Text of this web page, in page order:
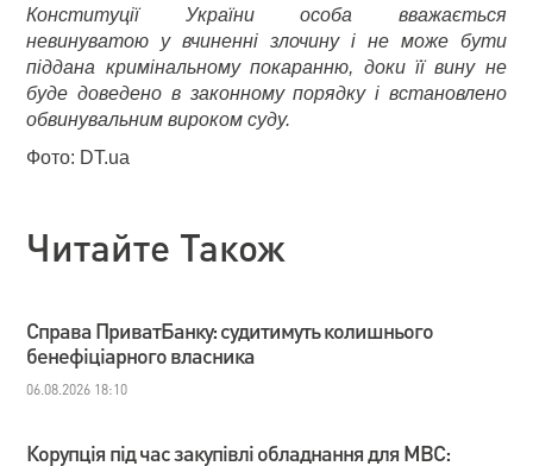
Конституції України особа вважається
невинуватою у вчиненні злочину і не може бути
піддана кримінальному покаранню, доки її вину не
буде доведено в законному порядку і встановлено
обвинувальним вироком суду.
Фото: DT.ua
Читайте Також
Справа ПриватБанку: судитимуть колишнього
бенефіціарного власника
06.08.2026 18:10
Корупція під час закупівлі обладнання для МВС: